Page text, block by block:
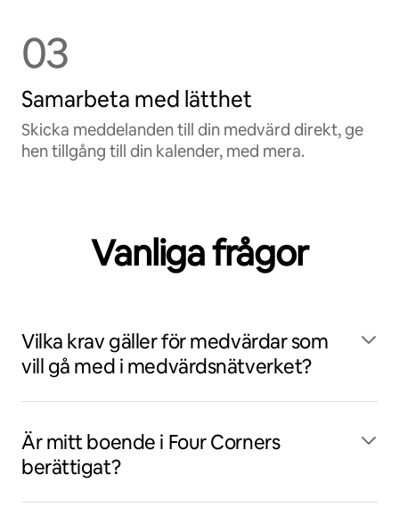
03
Samarbeta med lätthet
Skicka meddelanden till din medvärd direkt, ge
hen tillgång till din kalender, med mera.
Vanliga frågor
Vilka krav gäller för medvärdar som
vill gå med i medvärdsnätverket?
Är mitt boende i Four Corners
berättigat?